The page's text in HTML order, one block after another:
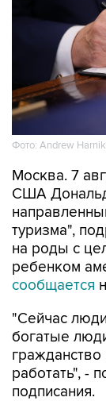
Фото: Andrew
Москва. 7
США
туризма",
на роды с
ребенком
сообщается
"Сейчас
богатые
работать", -
подписания.